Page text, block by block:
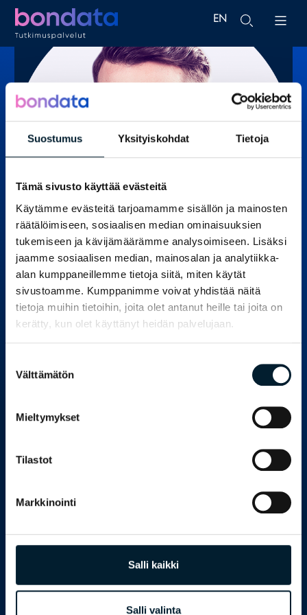
Suostumus Yksityiskohdat Tietoja
Tämä sivusto käyttää evästeitä
Käytämme evästeitä tarjoamamme sisällön ja mainosten
räätälöimiseen, sosiaalisen median ominaisuuksien
tukemiseen ja kävijämäärämme analysoimiseen. Lisäksi
jaamme sosiaalisen median, mainosalan ja analytiikka-
alan kumppaneillemme tietoja siitä, miten käytät
sivustoamme. Kumppanimme voivat yhdistää näitä
tietoja muihin tietoihin, joita olet antanut heille tai joita on
kerätty, kun olet käyttänyt heidän palvelujaan.
valinta
Välttämätön
Mieltymykset
Tilastot
Markkinointi
Salli kaikki
Salli valinta
EN
ARI VALLIN
Account Director
ari.vallin@bondata.fi
Contact